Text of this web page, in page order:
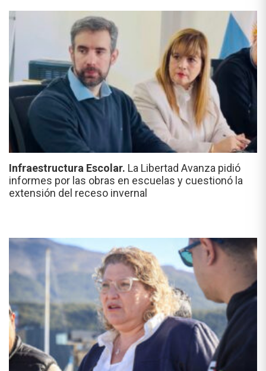
Infraestructura Escolar. La Libertad Avanza pidió
informes por las obras en escuelas y cuestionó la
extensión del receso invernal